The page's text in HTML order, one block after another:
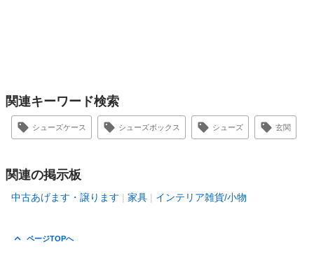
関連キーワード検索
シューズケース シューズボックス シューズ 玄関
関連の掲示板
中古あげます・譲ります 家具 インテリア雑貨/小物
ページTOPへ